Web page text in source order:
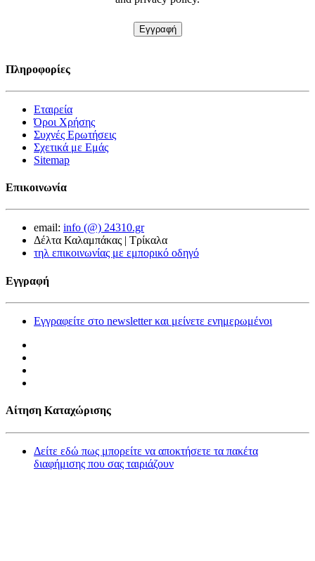
Πληροφορίες
Εταιρεία
Όροι Χρήσης
Συχνές Ερωτήσεις
Σχετικά με Εμάς
Sitemap
Επικοινωνία
email: info (@) 24310.gr
Δέλτα Καλαμπάκας | Τρίκαλα
τηλ επικοινωνίας με εμπορικό οδηγό
Εγγραφή
Εγγραφείτε στο newsletter και μείνετε ενημερωμένοι
Αίτηση Καταχώρισης
Δείτε εδώ πως μπορείτε να αποκτήσετε τα πακέτα
διαφήμισης που σας ταιριάζουν